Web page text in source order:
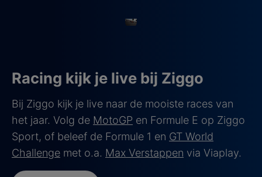
Racing kijk je live bij Ziggo
Bij Ziggo kijk je live naar de mooiste races van
het jaar. Volg de MotoGP en Formule E op Ziggo
Sport, of beleef de Formule 1 en GT World
Challenge met o.a. Max Verstappen via Viaplay.